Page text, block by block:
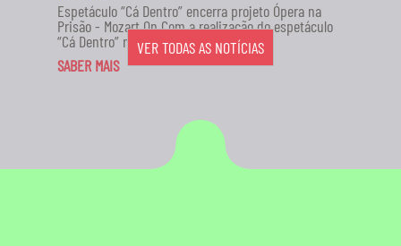
Espetáculo “Cá Dentro” encerra projeto Ópera na
Prisão - Mozart On Com a realização do espetáculo
“Cá Dentro” no...
SABER MAIS
VER TODAS AS NOTÍCIAS